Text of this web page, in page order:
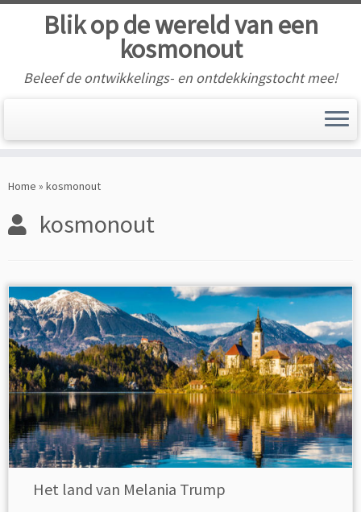
to
Blik op de wereld van een
kosmonout
Beleef de ontwikkelings- en ontdekkingstocht mee!
Home » kosmonout
kosmonout
Het land van Melania Trump